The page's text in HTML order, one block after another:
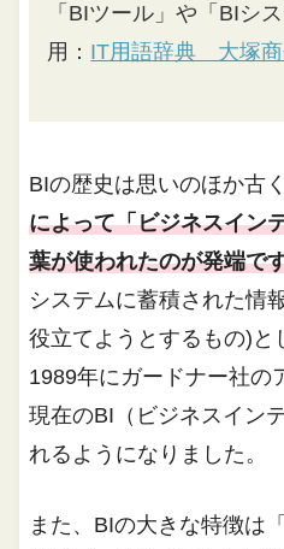
「BIツール」や「BIシ
用： IT用語辞典 大塚
BIの歴史は思いのほか古
によって「ビジネスイン
葉が使われたのが発端で
システムに蓄積された情
役立てようとするもの)と
1989年にガードナー社の
現在のBI（ビジネスイン
れるようになりました。
また、BIの大きな特徴は